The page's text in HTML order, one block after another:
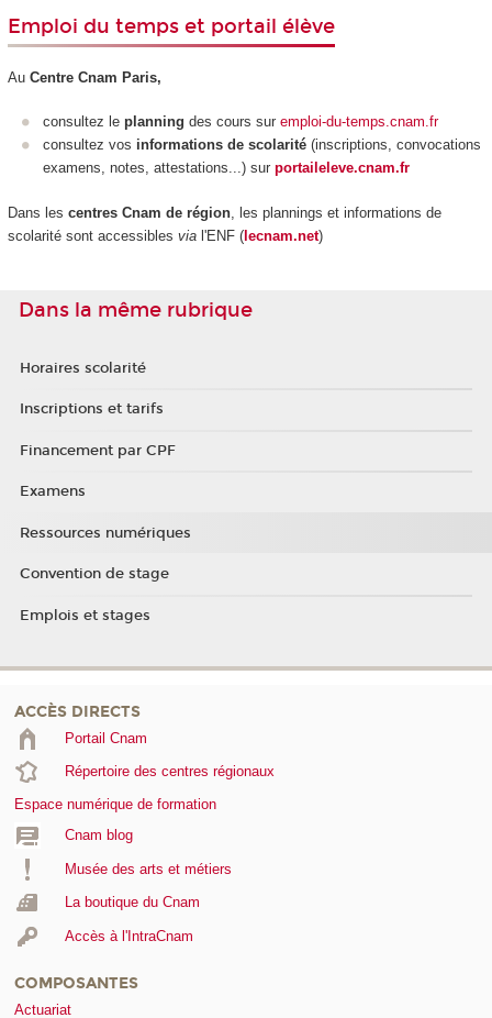
Emploi du temps et portail élève
Au Centre Cnam Paris,
consultez le planning des cours sur emploi-du-temps.cnam.fr
consultez vos informations de scolarité (inscriptions, convocations
examens, notes, attestations...) sur portaileleve.cnam.fr
Dans les centres Cnam de région, les plannings et informations de
scolarité sont accessibles via l'ENF (lecnam.net)
Dans la même rubrique
Horaires scolarité
Inscriptions et tarifs
Financement par CPF
Examens
Ressources numériques
Convention de stage
Emplois et stages
ACCÈS DIRECTS
Portail Cnam
Répertoire des centres régionaux
Espace numérique de formation
Cnam blog
Musée des arts et métiers
La boutique du Cnam
Accès à l'IntraCnam
COMPOSANTES
Actuariat